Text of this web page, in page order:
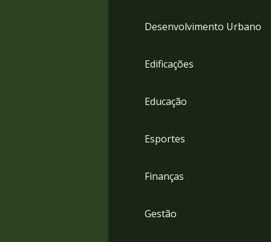
Desenvolvimento Urbano
Edificações
Educação
Esportes
Finanças
Gestão